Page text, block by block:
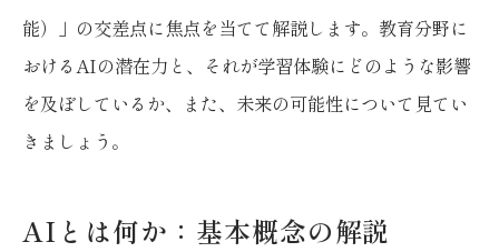
能）」の交差点に焦点を当てて解説します。教育分野に
おけるAIの潜在力と、それが学習体験にどのような影響
を及ぼしているか、また、未来の可能性について見てい
きましょう。
AIとは何か：基本概念の解説